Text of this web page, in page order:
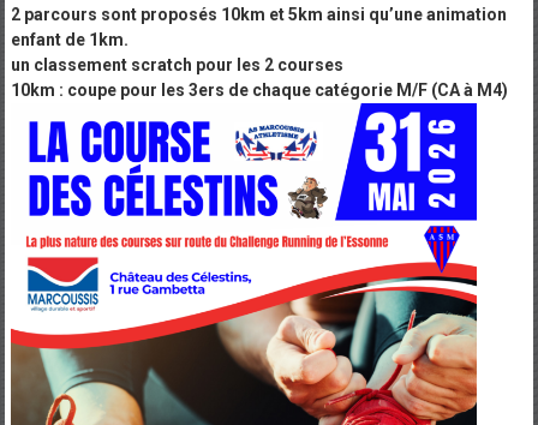
2 parcours sont proposés 10km et 5km ainsi qu’une animation
enfant de 1km.
un classement scratch pour les 2 courses
10km : coupe pour les 3ers de chaque catégorie M/F (CA à M4)